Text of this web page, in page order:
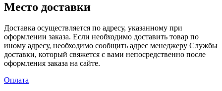
Место доставки
Доставка осуществляется по адресу, указанному при
оформлении заказа. Если необходимо доставить товар по
иному адресу, необходимо сообщить адрес менеджеру Службы
доставки, который свяжется с вами непосредственно после
оформления заказа на сайте.
Оплата